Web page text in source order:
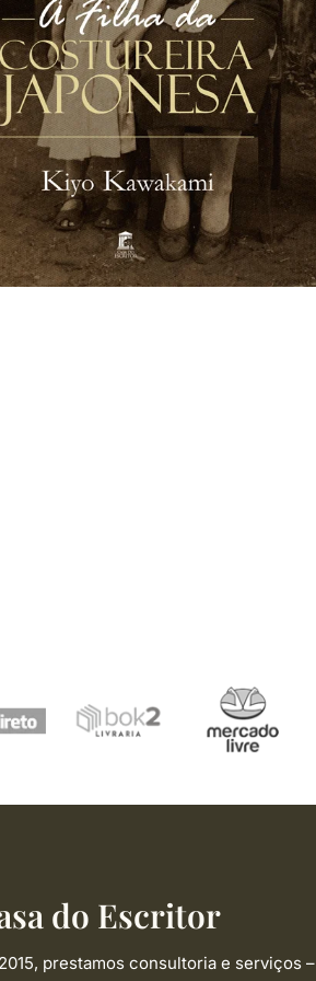
do Escritor
prestamos consultoria e serviços –